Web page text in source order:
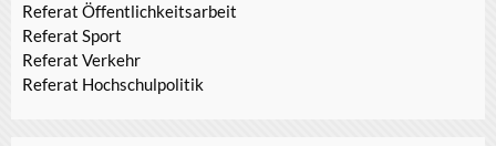
Referat Öffentlichkeitsarbeit
Referat Sport
Referat Verkehr
Referat Hochschulpolitik